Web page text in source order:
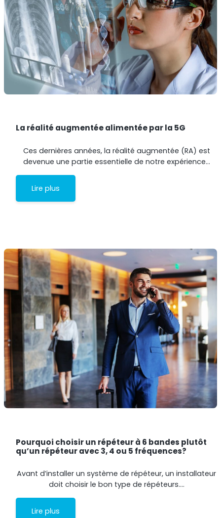
La réalité augmentée alimentée par la 5G
Ces dernières années, la réalité augmentée (RA) est
devenue une partie essentielle de notre expérience…
Lire plus
Pourquoi choisir un répéteur à 6 bandes plutôt
qu’un répéteur avec 3, 4 ou 5 fréquences?
Avant d’installer un système de répéteur, un installateur
doit choisir le bon type de répéteurs.…
Lire plus